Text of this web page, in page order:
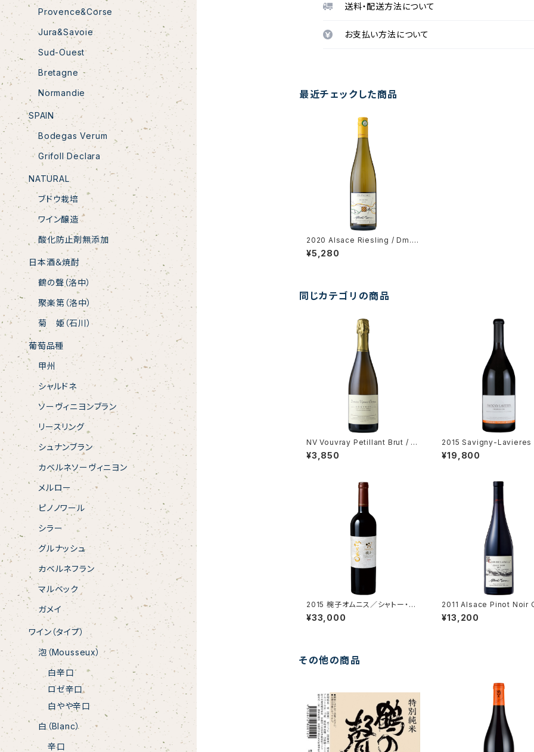
送料・配送方法について
お支払い方法について
最近チェックした商品
2020 Alsace Riesling / Dm. A
lbert Mann
¥5,280
同じカテゴリの商品
NV Vouvray Petillant Brut / D
m. Vigneau-Chevreau
¥3,850
2015 Savigny-Lavieres
ru / Dm. Tollot Beaut
¥19,800
2015 椀子オムニス／シャトー・メ
ルシャン
¥33,000
2011 Alsace Pinot Noir
de la Faille / Dm. Albert
n
¥13,200
その他の商品
Provence&Corse
Jura&Savoie
Sud-Ouest
Bretagne
Normandie
SPAIN
Bodegas Verum
Grifoll Declara
NATURAL
ブドウ栽培
ワイン醸造
酸化防止剤無添加
日本酒＆焼酎
鶴の聲（洛中）
聚楽第（洛中）
菊 姫（石川）
葡萄品種
甲州
シャルドネ
ソーヴィニヨンブラン
リースリング
シュナンブラン
カベルネソーヴィニヨン
メルロー
ピノノワール
シラー
グルナッシュ
カベルネフラン
マルベック
ガメイ
ワイン（タイプ）
泡（Mousseux）
白辛口
ロゼ辛口
白やや辛口
白（Blanc）
辛口